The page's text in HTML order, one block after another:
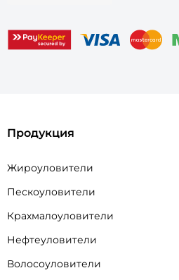
Продукция
Жироуловители
Пескоуловители
Крахмалоуловители
Нефтеуловители
Волосоуловители